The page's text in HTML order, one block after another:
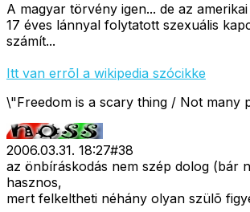
A magyar törvény igen... de az
17 éves lánnyal folytatott szexuális
számít...
Itt van errõl a wikipedia szócikke
\"Freedom is a scary thing / Not many
2006.03.31. 18:27#38
az önbíráskodás nem szép dolog (bár
hasznos,
mert felkeltheti néhány olyan szülõ